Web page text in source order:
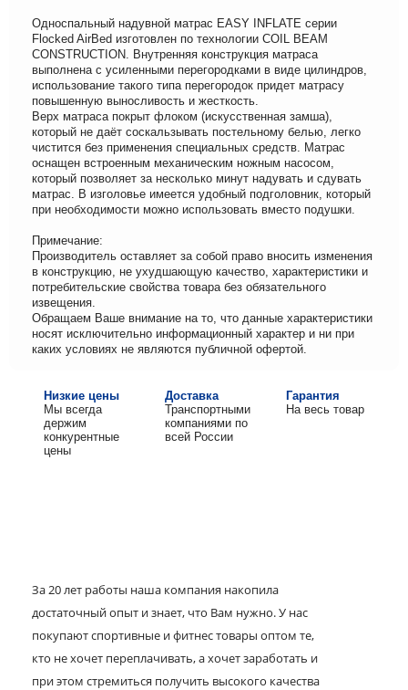
Односпальный надувной матрас EASY INFLATE серии
Flocked AirBed изготовлен по технологии COIL BEAM
CONSTRUCTION. Внутренняя конструкция матраса
выполнена с усиленными перегородками в виде цилиндров,
использование такого типа перегородок придет матрасу
повышенную выносливость и жесткость.
Верх матраса покрыт флоком (искусственная замша),
который не даёт соскальзывать постельному белью, легко
чистится без применения специальных средств. Матрас
оснащен встроенным механическим ножным насосом,
который позволяет за несколько минут надувать и сдувать
матрас. В изголовье имеется удобный подголовник, который
при необходимости можно использовать вместо подушки.
Примечание:
Производитель оставляет за собой право вносить изменения
в конструкцию, не ухудшающую качество, характеристики и
потребительские свойства товара без обязательного
извещения.
Обращаем Ваше внимание на то, что данные характеристики
носят исключительно информационный характер и ни при
каких условиях не являются публичной офертой.
Низкие цены
Мы всегда
держим
конкурентные
цены
Доставка
Транспортными
компаниями по
всей России
Гарантия
На весь товар
За 20 лет работы наша компания накопила
достаточный опыт и знает, что Вам нужно. У нас
покупают спортивные и фитнес товары оптом те,
кто не хочет переплачивать, а хочет заработать и
при этом стремиться получить высокого качества